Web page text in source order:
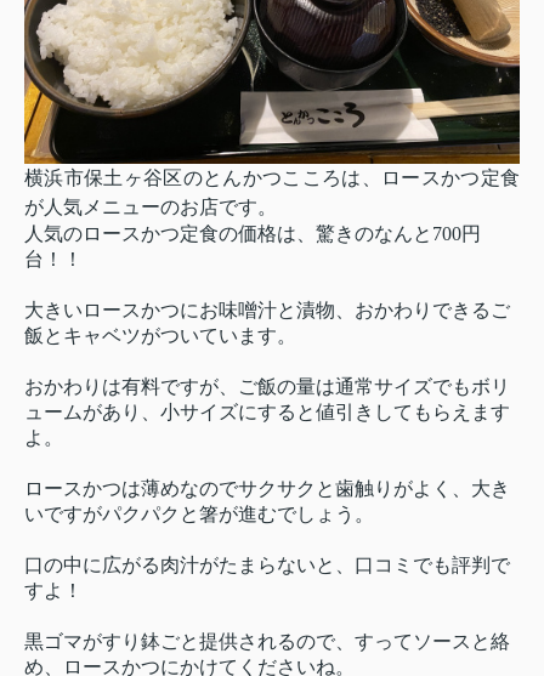
横浜市保土ヶ谷区のとんかつこころは、ロースかつ定食
が人気メニューのお店です。
人気のロースかつ定食の価格は、驚きのなんと700円
台！！
大きいロースかつにお味噌汁と漬物、おかわりできるご
飯とキャベツがついています。
おかわりは有料ですが、ご飯の量は通常サイズでもボリ
ュームがあり、小サイズにすると値引きしてもらえます
よ。
ロースかつは薄めなのでサクサクと歯触りがよく、大き
いですがパクパクと箸が進むでしょう。
口の中に広がる肉汁がたまらないと、口コミでも評判で
すよ！
黒ゴマがすり鉢ごと提供されるので、すってソースと絡
め、ロースかつにかけてくださいね。